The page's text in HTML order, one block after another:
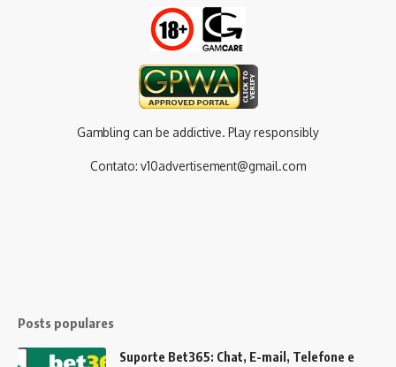
Gambling can be addictive. Play responsibly
Contato: v10advertisement@gmail.com
Posts populares
Suporte Bet365: Chat, E-mail, Telefone e